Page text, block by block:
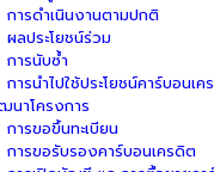
การดำเนินงานตามปกติ
ผลประโยชน์ร่วม
การนับซ้ำ
การนำไปใช้ประโยชน์คาร์บอนเค
นาโครงการ
การขอขึ้นทะเบียน
การขอรับรองคาร์บอนเครดิต